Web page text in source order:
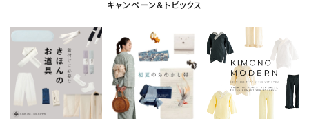
キャンペーン＆トピックス